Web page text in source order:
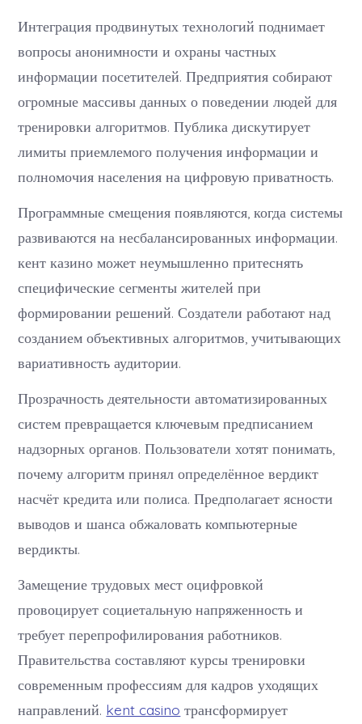
Интеграция продвинутых технологий поднимает
вопросы анонимности и охраны частных
информации посетителей. Предприятия собирают
огромные массивы данных о поведении людей для
тренировки алгоритмов. Публика дискутирует
лимиты приемлемого получения информации и
полномочия населения на цифровую приватность.
Программные смещения появляются, когда системы
развиваются на несбалансированных информации.
кент казино может неумышленно притеснять
специфические сегменты жителей при
формировании решений. Создатели работают над
созданием объективных алгоритмов, учитывающих
вариативность аудитории.
Прозрачность деятельности автоматизированных
систем превращается ключевым предписанием
надзорных органов. Пользователи хотят понимать,
почему алгоритм принял определённое вердикт
насчёт кредита или полиса. Предполагает ясности
выводов и шанса обжаловать компьютерные
вердикты.
Замещение трудовых мест оцифровкой
провоцирует социетальную напряженность и
требует перепрофилирования работников.
Правительства составляют курсы тренировки
современным профессиям для кадров уходящих
направлений. kent casino трансформирует